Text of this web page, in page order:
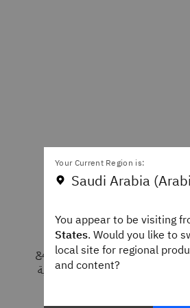
ونمذجته وتحليله. استخدام أدوات جمع
المتقدمة لتحسين البصمة الكربونية
Your Current Region is:
Saudi Arabia
You appear to be visiting
States. Would you like to
local site for regional
and content?